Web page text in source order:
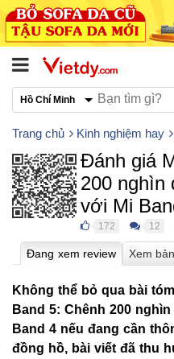
Hồ Chí Minh
Trang chủ Kinh nghiệm hay
Đánh giá
200 nghìn
với Mi
172 12
Không thể bỏ qua bài
Band 5: Chênh 200
Band 4 nếu đang cần
đồng hồ, bài viết đã thu